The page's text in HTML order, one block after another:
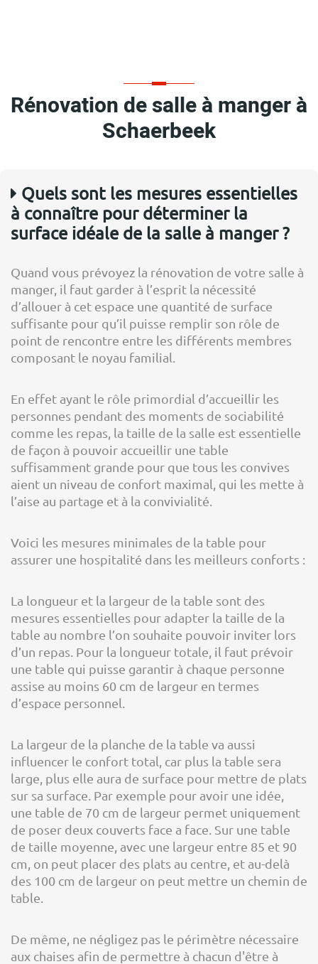
Rénovation de salle à manger à
Schaerbeek
Quels sont les mesures essentielles
à connaître pour déterminer la
surface idéale de la salle à manger ?
Quand vous prévoyez la rénovation de votre salle à
manger, il faut garder à l’esprit la nécessité
d’allouer à cet espace une quantité de surface
suffisante pour qu’il puisse remplir son rôle de
point de rencontre entre les différents membres
composant le noyau familial.
En effet ayant le rôle primordial d’accueillir les
personnes pendant des moments de sociabilité
comme les repas, la taille de la salle est essentielle
de façon à pouvoir accueillir une table
suffisamment grande pour que tous les convives
aient un niveau de confort maximal, qui les mette à
l’aise au partage et à la convivialité.
Voici les mesures minimales de la table pour
assurer une hospitalité dans les meilleurs conforts :
La longueur et la largeur de la table sont des
mesures essentielles pour adapter la taille de la
table au nombre l’on souhaite pouvoir inviter lors
d’un repas. Pour la longueur totale, il faut prévoir
une table qui puisse garantir à chaque personne
assise au moins 60 cm de largeur en termes
d’espace personnel.
La largeur de la planche de la table va aussi
influencer le confort total, car plus la table sera
large, plus elle aura de surface pour mettre de plats
sur sa surface. Par exemple pour avoir une idée,
une table de 70 cm de largeur permet uniquement
de poser deux couverts face a face. Sur une table
de taille moyenne, avec une largeur entre 85 et 90
cm, on peut placer des plats au centre, et au-delà
des 100 cm de largeur on peut mettre un chemin de
table.
De même, ne négligez pas le périmètre nécessaire
aux chaises afin de permettre à chacun d'être à